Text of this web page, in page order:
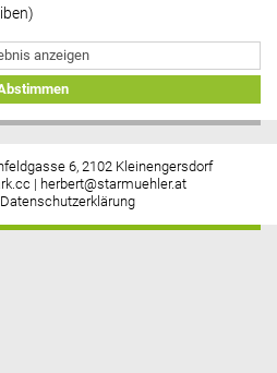
anzeigen
6, 2102 Kleinengersdorf
| herbert@starmuehler.at
Datenschutzerklärung